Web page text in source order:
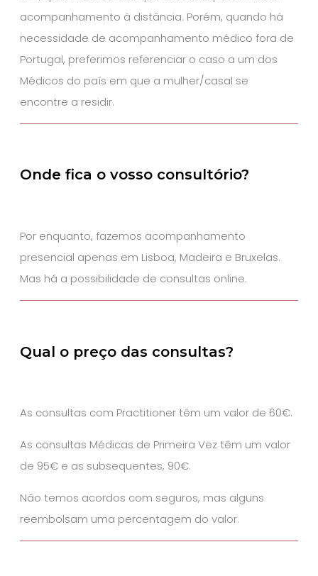
acompanhamento à distância. Porém, quando há
necessidade de acompanhamento médico fora de
Portugal, preferimos referenciar o caso a um dos
Médicos do país em que a mulher/casal se
encontre a residir.
Onde fica o vosso consultório?
Por enquanto, fazemos acompanhamento
presencial apenas em Lisboa, Madeira e Bruxelas.
Mas há a possibilidade de consultas online.
Qual o preço das consultas?
As consultas com Practitioner têm um valor de 60€.
As consultas Médicas de Primeira Veztêm um valor
de 95€ e as subsequentes, 90€.
Não temos acordos com seguros, mas alguns
reembolsam uma percentagem do valor.